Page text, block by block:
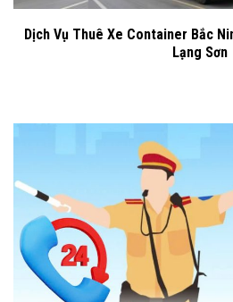
Dịch Vụ Thuê Xe Container Bắc
Lạng Sơn